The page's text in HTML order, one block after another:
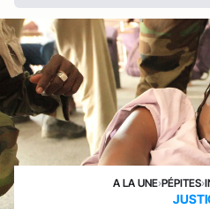
A LA UNE›PÉPITES›